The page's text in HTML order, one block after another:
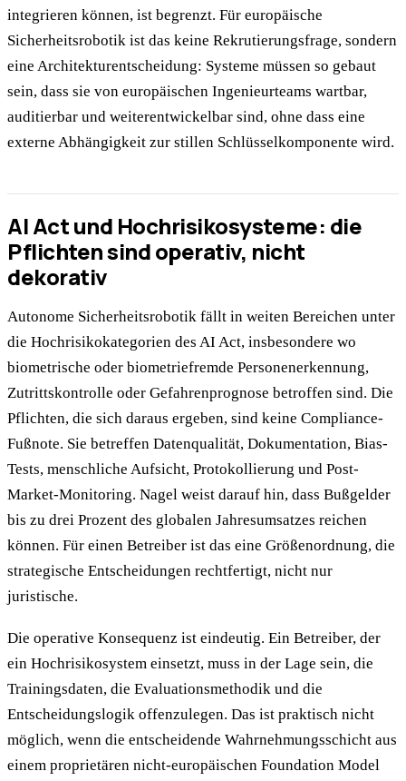
integrieren können, ist begrenzt. Für europäische
Sicherheitsrobotik ist das keine Rekrutierungsfrage, sondern
eine Architekturentscheidung: Systeme müssen so gebaut
sein, dass sie von europäischen Ingenieurteams wartbar,
auditierbar und weiterentwickelbar sind, ohne dass eine
externe Abhängigkeit zur stillen Schlüsselkomponente wird.
AI Act und Hochrisikosysteme: die
Pflichten sind operativ, nicht
dekorativ
Autonome Sicherheitsrobotik fällt in weiten Bereichen unter
die Hochrisikokategorien des AI Act, insbesondere wo
biometrische oder biometriefremde Personenerkennung,
Zutrittskontrolle oder Gefahrenprognose betroffen sind. Die
Pflichten, die sich daraus ergeben, sind keine Compliance-
Fußnote. Sie betreffen Datenqualität, Dokumentation, Bias-
Tests, menschliche Aufsicht, Protokollierung und Post-
Market-Monitoring. Nagel weist darauf hin, dass Bußgelder
bis zu drei Prozent des globalen Jahresumsatzes reichen
können. Für einen Betreiber ist das eine Größenordnung, die
strategische Entscheidungen rechtfertigt, nicht nur
juristische.
Die operative Konsequenz ist eindeutig. Ein Betreiber, der
ein Hochrisikosystem einsetzt, muss in der Lage sein, die
Trainingsdaten, die Evaluationsmethodik und die
Entscheidungslogik offenzulegen. Das ist praktisch nicht
möglich, wenn die entscheidende Wahrnehmungsschicht aus
einem proprietären nicht-europäischen Foundation Model